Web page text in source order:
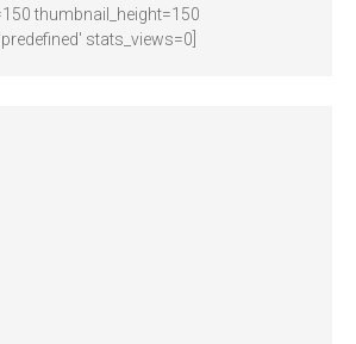
thumbnail_height=150
stats_views=0]